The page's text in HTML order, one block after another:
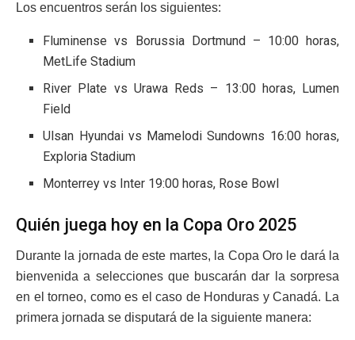
Los encuentros serán los siguientes:
Fluminense vs Borussia Dortmund – 10:00 horas,
MetLife Stadium
River Plate vs Urawa Reds – 13:00 horas, Lumen
Field
Ulsan Hyundai vs Mamelodi Sundowns 16:00 horas,
Exploria Stadium
Monterrey vs Inter 19:00 horas, Rose Bowl
Quién juega hoy en la Copa Oro 2025
Durante la jornada de este martes, la Copa Oro le dará la
bienvenida a selecciones que buscarán dar la sorpresa
en el torneo, como es el caso de Honduras y Canadá. La
primera jornada se disputará de la siguiente manera: